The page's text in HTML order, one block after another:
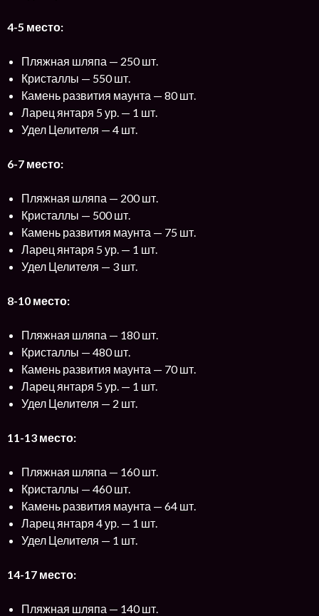
4-5 место:
Пляжная шляпа — 250 шт.
Кристаллы — 550 шт.
Камень развития маунта — 80 шт.
Ларец янтаря 5 ур. — 1 шт.
Удел Целителя — 4 шт.
6-7 место:
Пляжная шляпа — 200 шт.
Кристаллы — 500 шт.
Камень развития маунта — 75 шт.
Ларец янтаря 5 ур. — 1 шт.
Удел Целителя — 3 шт.
8-10 место:
Пляжная шляпа — 180 шт.
Кристаллы — 480 шт.
Камень развития маунта — 70 шт.
Ларец янтаря 5 ур. — 1 шт.
Удел Целителя — 2 шт.
11-13 место:
Пляжная шляпа — 160 шт.
Кристаллы — 460 шт.
Камень развития маунта — 64 шт.
Ларец янтаря 4 ур. — 1 шт.
Удел Целителя — 1 шт.
14-17 место:
Пляжная шляпа — 140 шт.